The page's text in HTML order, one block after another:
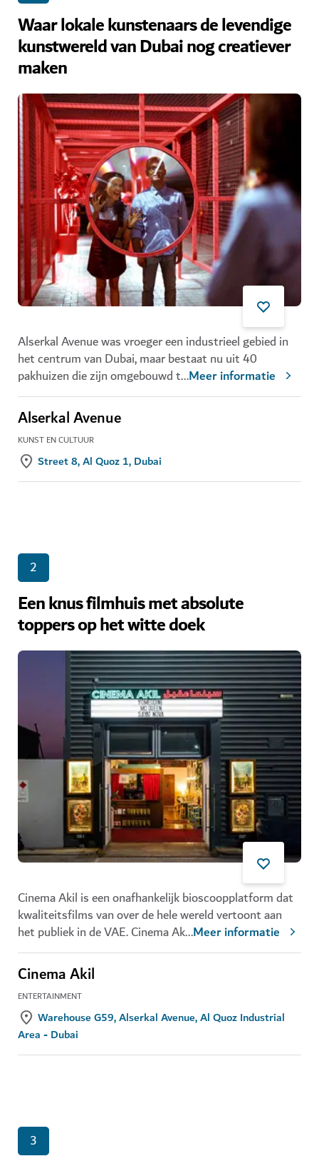
Waar lokale kunstenaars de levendige
kunstwereld van Dubai nog creatiever
maken
Alserkal Avenue was vroeger een industrieel gebied in
het centrum van Dubai, maar bestaat nu uit 40
pakhuizen die zijn omgebouwd t...Meer informatie
Alserkal Avenue
KUNST EN CULTUUR
Street 8, Al Quoz 1, Dubai
2
Een knus filmhuis met absolute
toppers op het witte doek
Cinema Akil is een onafhankelijk bioscoopplatform dat
kwaliteitsfilms van over de hele wereld vertoont aan
het publiek in de VAE. Cinema Ak...Meer informatie
Cinema Akil
ENTERTAINMENT
Warehouse G59, Alserkal Avenue, Al Quoz Industrial
Area - Dubai
3